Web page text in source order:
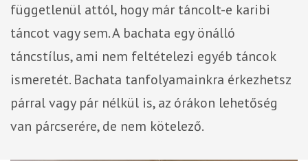
függetlenül attól, hogy már táncolt-e karibi
táncot vagy sem. A bachata egy önálló
táncstílus, ami nem feltételezi egyéb táncok
ismeretét. Bachata tanfolyamainkra érkezhetsz
párral vagy pár nélkül is, az órákon lehetőség
van párcserére, de nem kötelező.